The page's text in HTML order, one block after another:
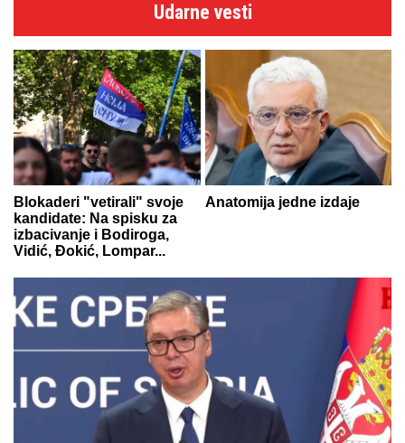
Udarne vesti
Blokaderi "vetirali" svoje
kandidate: Na spisku za
izbacivanje i Bodiroga,
Vidić, Đokić, Lompar...
Anatomija jedne izdaje